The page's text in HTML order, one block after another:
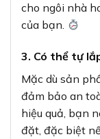
cho ngôi nhà
của bạn.
3. Có thể tự
Mặc dù sản
đảm bảo an
hiệu quả, bạn
đặt, đặc biệt